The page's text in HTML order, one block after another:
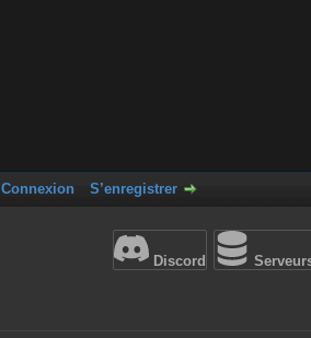
Connexion S’enregistrer
Discord